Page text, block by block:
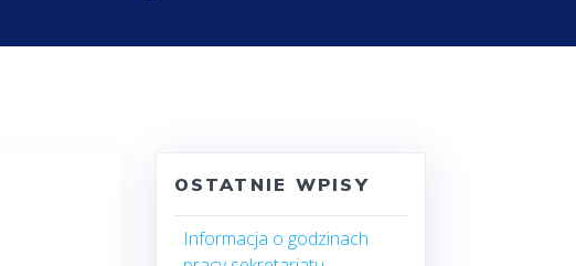
OSTATNIE WPISY
Informacja o godzinach